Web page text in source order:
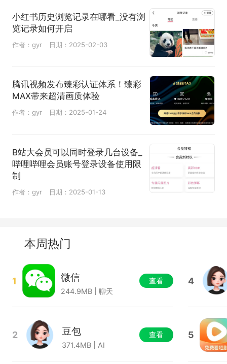
小红书历史浏览记录在哪看_没有浏
览记录如何开启
作者：gyr 日期：2025-02-03
腾讯视频发布臻彩认证体系！臻彩
MAX带来超清画质体验
作者：gyr 日期：2025-01-24
B站大会员可以同时登录几台设备_
哔哩哔哩会员账号登录设备使用限
制
作者：gyr 日期：2025-01-13
本周热门
1 微信
244.9MB | 聊天
查看
2 豆包
371.4MB | AI
查看
4
5